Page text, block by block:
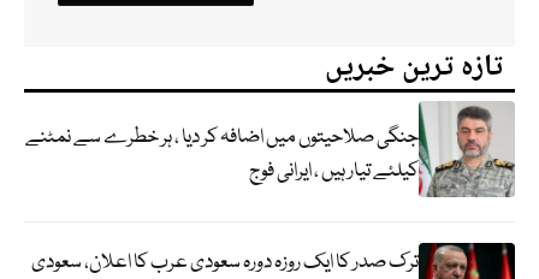
تازہ ترین خبریں
جنگی صلاحیتوں میں اضافہ کر دیا ، ہر خطرے سے نمٹنے
کیلئے تیار ہیں ، ایرانی فوج
ترک صدر کا ایک روزہ دورہ سعودی عرب کا اعلان، سعودی